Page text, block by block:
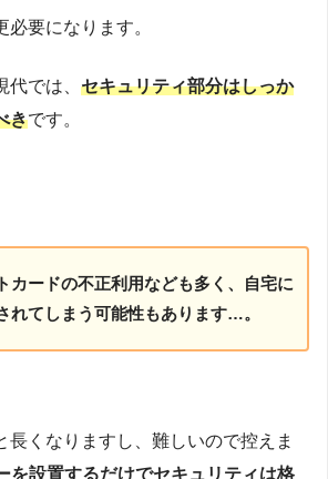
要になります。
では、 セキュリティ部分はしっか
きです。
カードの不正利用なども多く、自宅に
れてしまう可能性もあります…。
長くなりますし、難しいので控えま
を設置するだけでセキュリティは格